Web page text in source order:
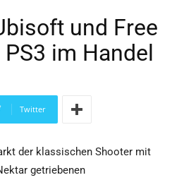
und Free
im Handel
Twitter
der klassischen Shooter mit
getriebenen